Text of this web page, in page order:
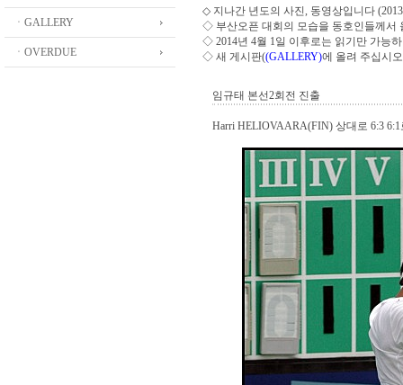
ㆍGALLERY
ㆍOVERDUE
◇ 지나간 년도의 사진, 동영상입니다
◇ 부산오픈 대회의 모습을 동호인들께서
◇ 2014년 4월 1일 이후로는 읽기만 가능
◇ 새 게시판((GALLERY)에 올려 주십시오
임규태 본선2회전 진출
Harri HELIOVAARA(FIN) 상대로 6:3